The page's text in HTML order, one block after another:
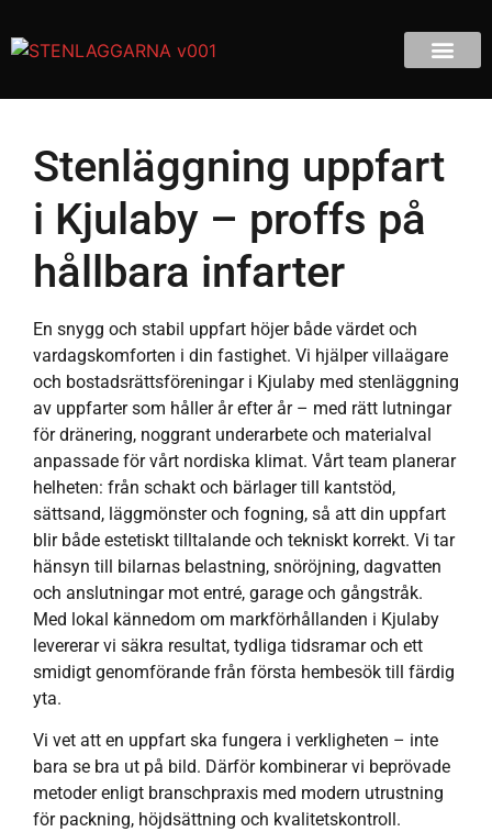
Stenläggning uppfart
i Kjulaby – proffs på
hållbara infarter
En snygg och stabil uppfart höjer både värdet och
vardagskomforten i din fastighet. Vi hjälper villaägare
och bostadsrättsföreningar i Kjulaby med stenläggning
av uppfarter som håller år efter år – med rätt lutningar
för dränering, noggrant underarbete och materialval
anpassade för vårt nordiska klimat. Vårt team planerar
helheten: från schakt och bärlager till kantstöd,
sättsand, läggmönster och fogning, så att din uppfart
blir både estetiskt tilltalande och tekniskt korrekt. Vi tar
hänsyn till bilarnas belastning, snöröjning, dagvatten
och anslutningar mot entré, garage och gångstråk.
Med lokal kännedom om markförhållanden i Kjulaby
levererar vi säkra resultat, tydliga tidsramar och ett
smidigt genomförande från första hembesök till färdig
yta.
Vi vet att en uppfart ska fungera i verkligheten – inte
bara se bra ut på bild. Därför kombinerar vi beprövade
metoder enligt branschpraxis med modern utrustning
för packning, höjdsättning och kvalitetskontroll.